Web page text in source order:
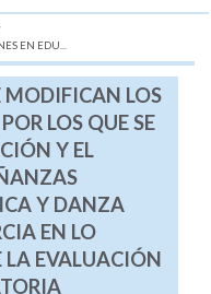
EN EDU...
MODIFICAN LOS
LOS QUE SE
Y EL
Y DANZA
EN LO
LA EVALUACIÓN